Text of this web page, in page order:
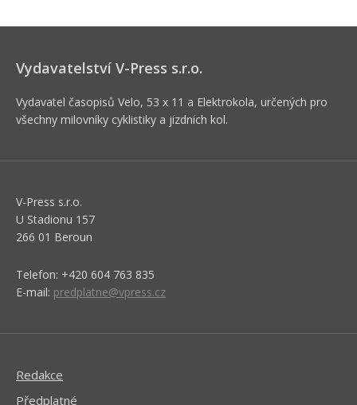
Vydavatelství V-Press s.r.o.
Vydavatel časopisů Velo, 53 x 11 a Elektrokola, určených pro
všechny milovníky cyklistiky a jízdních kol.
V-Press s.r.o.
U Stadionu 157
266 01 Beroun
Telefon: +420 604 763 835
E-mail: predplatne@vpress.cz
Redakce
Předplatné